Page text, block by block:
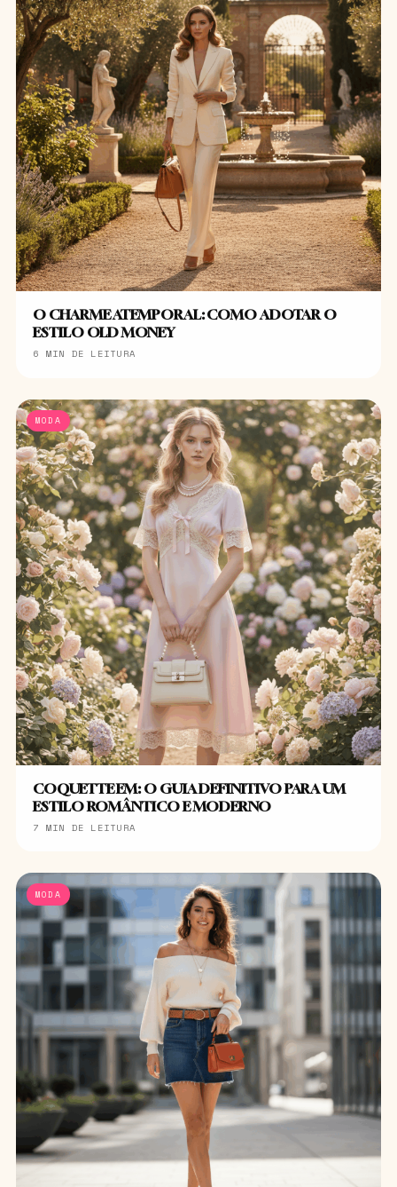
O CHARME ATEMPORAL: COMO ADOTAR O
ESTILO OLD MONEY
6 MIN DE LEITURA
MODA
COQUETTE EM: O GUIA DEFINITIVO PARA UM
ESTILO ROMÂNTICO E MODERNO
7 MIN DE LEITURA
MODA